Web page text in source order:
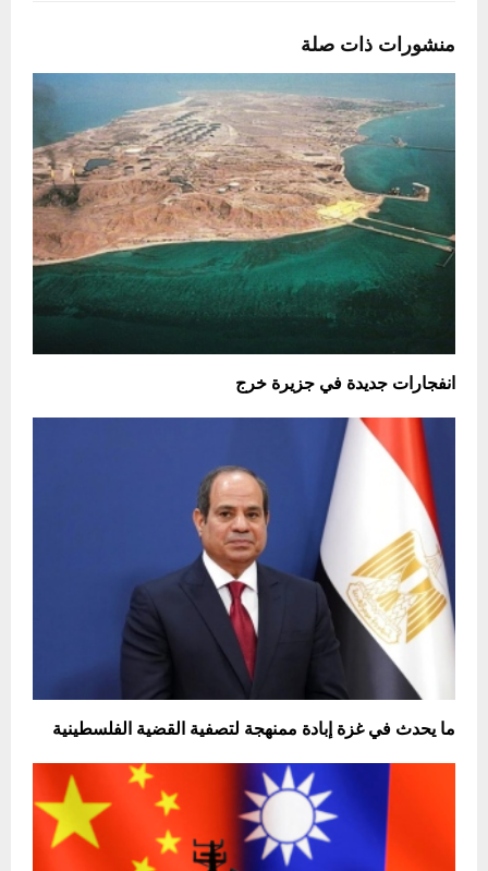
منشورات ذات صلة
انفجارات جديدة في جزيرة خرج
ما يحدث في غزة إبادة ممنهجة لتصفية القضية الفلسطينية